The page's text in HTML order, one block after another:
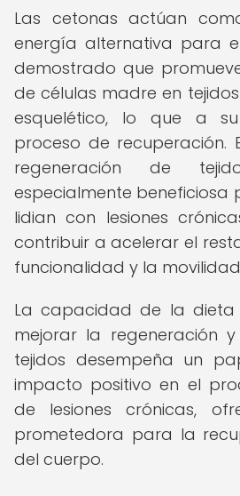
Las cetonas actúan
energía alternativa para
demostrado que
de células madre en
esquelético, lo que a
proceso de recuperación.
regeneración de
especialmente beneficiosa
lidian con lesiones
contribuir a acelerar el
funcionalidad y la
La capacidad de la dieta
mejorar la regeneración
tejidos desempeña un
impacto positivo en el
de lesiones crónicas,
prometedora para la
del cuerpo.